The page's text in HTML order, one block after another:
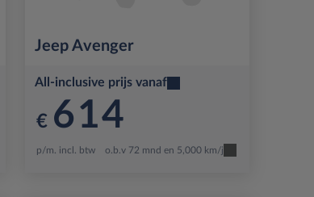
Jeep Avenger
All-inclusive prijs vanaf
€ 614
p/m. incl. btw o.b.v 72 mnd en 5,000 km/j